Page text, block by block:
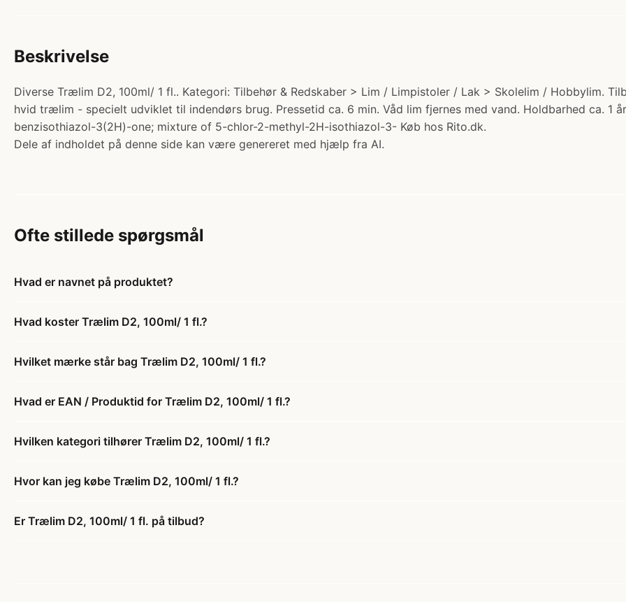
Beskrivelse
Diverse Trælim D2, 100ml/ 1 fl.. Kategori: Tilbehør & Redskaber > Lim / Limpistoler / Lak > Skolelim / Hobbylim.
hvid trælim - specielt udviklet til indendørs brug. Pressetid ca. 6 min. Våd lim fjernes med vand. Holdbarhed ca. 1
benzisothiazol-3(2H)-one; mixture of 5-chlor-2-methyl-2H-isothiazol-3- Køb hos Rito.dk.
Dele af indholdet på denne side kan være genereret med hjælp fra AI.
Ofte stillede spørgsmål
Hvad er navnet på produktet?
Hvad koster Trælim D2, 100ml/ 1 fl.?
Hvilket mærke står bag Trælim D2, 100ml/ 1 fl.?
Hvad er EAN / Produktid for Trælim D2, 100ml/ 1 fl.?
Hvilken kategori tilhører Trælim D2, 100ml/ 1 fl.?
Hvor kan jeg købe Trælim D2, 100ml/ 1 fl.?
Er Trælim D2, 100ml/ 1 fl. på tilbud?